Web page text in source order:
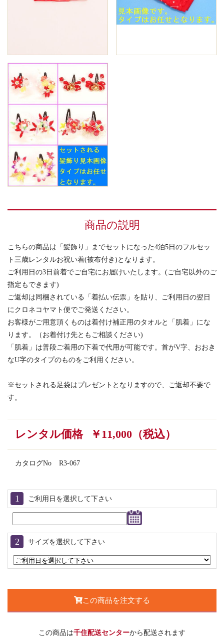
商品の説明
こちらの商品は「髪飾り」までセットになった4泊5日のフルセッ
ト三歳レンタルお祝い着(被布付き)となります。
ご利用日の3日前着でご自宅にお届けいたします。(ご自宅以外のご
指定もできます)
ご返却は同梱されている「着払い伝票」を貼り、ご利用日の翌日
にクロネコヤマト便でご発送ください。
お客様がご用意頂くものは着付け補正用のタオルと「肌着」にな
ります。（お着付け先ともご相談ください)
「肌着」は普段ご着用の下着で代用が可能です。首がV字、おおき
なU字のタイプのものをご利用ください。
※セットされる足袋はプレゼントとなりますので、ご返却不要で
す。
レンタル価格 ￥11,000（税込）
カタログNo R3-067
ご利用日を選択して下さい
サイズを選択して下さい
この商品を注文する
この商品は千住配送センターから配送されます